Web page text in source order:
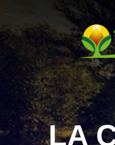
LA